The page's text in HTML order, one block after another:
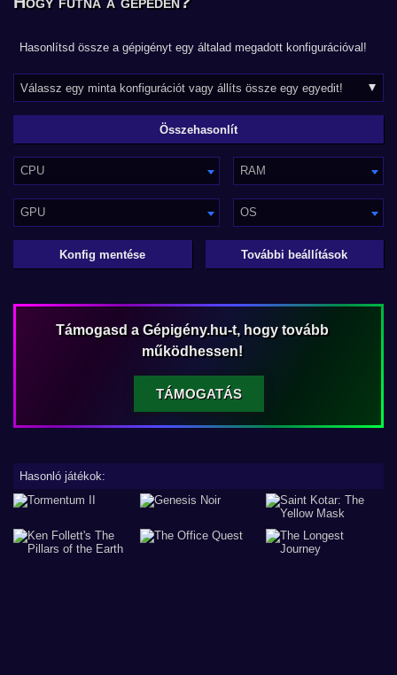
Hasonlítsd össze a gépigényt egy általad megadott konfigurációval!
CPU RAM
GPU OS
Konfig mentése További beállítások
Támogasd a Gépigény.hu-t, hogy tovább
működhessen!
TÁMOGATÁS
Hasonló játékok: